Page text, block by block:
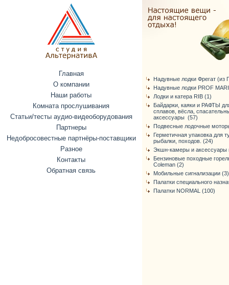
Главная
О компании
Наши работы
Комната прослушивания
Статьи/тесты аудио-видеоборудования
Партнеры
Недобросовестные партнёры-поставщики
Разное
Контакты
Обратная связь
Надувные лодки Фрегат (из
Надувные лодки PROF
Лодки и катера RIB (1)
Байдарки, каяки и РАФТЫ
сплавов, вёсла,
аксессуары (57)
Подвесные лодочные
Герметичная упаковка для
рыбалки, походов. (24)
Экшн-камеры и аксессуары
Бензиновые походные
Coleman (2)
Мобильные сигнализации (3)
Палатки специального
Палатки NORMAL (100)